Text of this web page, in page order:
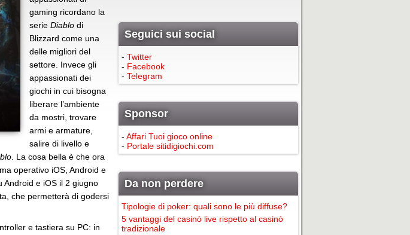
gaming ricordano la
serie Diablo di
Blizzard come una
delle migliori del
settore. Invece gli
appassionati dei
giochi in cui bisogna
liberare l’ambiente
da mostri, trovare
armi e armature,
salire di livello e
. La cosa bella è che ora
operativo iOS, Android e
Android e iOS il 2 giugno
che permetterà di godersi
e tastiera su PC: in
Seguici sui social
- Twitter
- Facebook
- Telegram
Sponsor
- Affari Tuoi gioco online
- Portale sitidigiochi.com
Da non perdere
Tipologie di poker: quali sono le più diffuse?
5 vantaggi del casinò live rispetto al casinò
tradizionale